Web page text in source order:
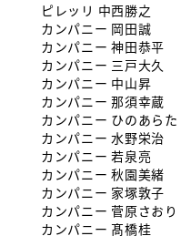
ピレッリ 中西勝之
カンパニー 岡田誠
カンパニー 神田恭平
カンパニー 三戸大久
カンパニー 中山昇
カンパニー 那須幸蔵
カンパニー ひのあらた
カンパニー 水野栄治
カンパニー 若泉亮
カンパニー 秋園美緒
カンパニー 家塚敦子
カンパニー 菅原さおり
カンパニー 髙橋桂